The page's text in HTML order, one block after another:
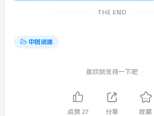
THE END
中创资源
喜欢就支持一下吧
点赞 27 分享 收藏